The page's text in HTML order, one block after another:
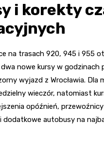
i korekty
na trasach 920, 945 i 955
nowe kursy w godzinach
wyjazd z Wrocławia. Dla
wieczór, natomiast
opóźnień,
autobusy na